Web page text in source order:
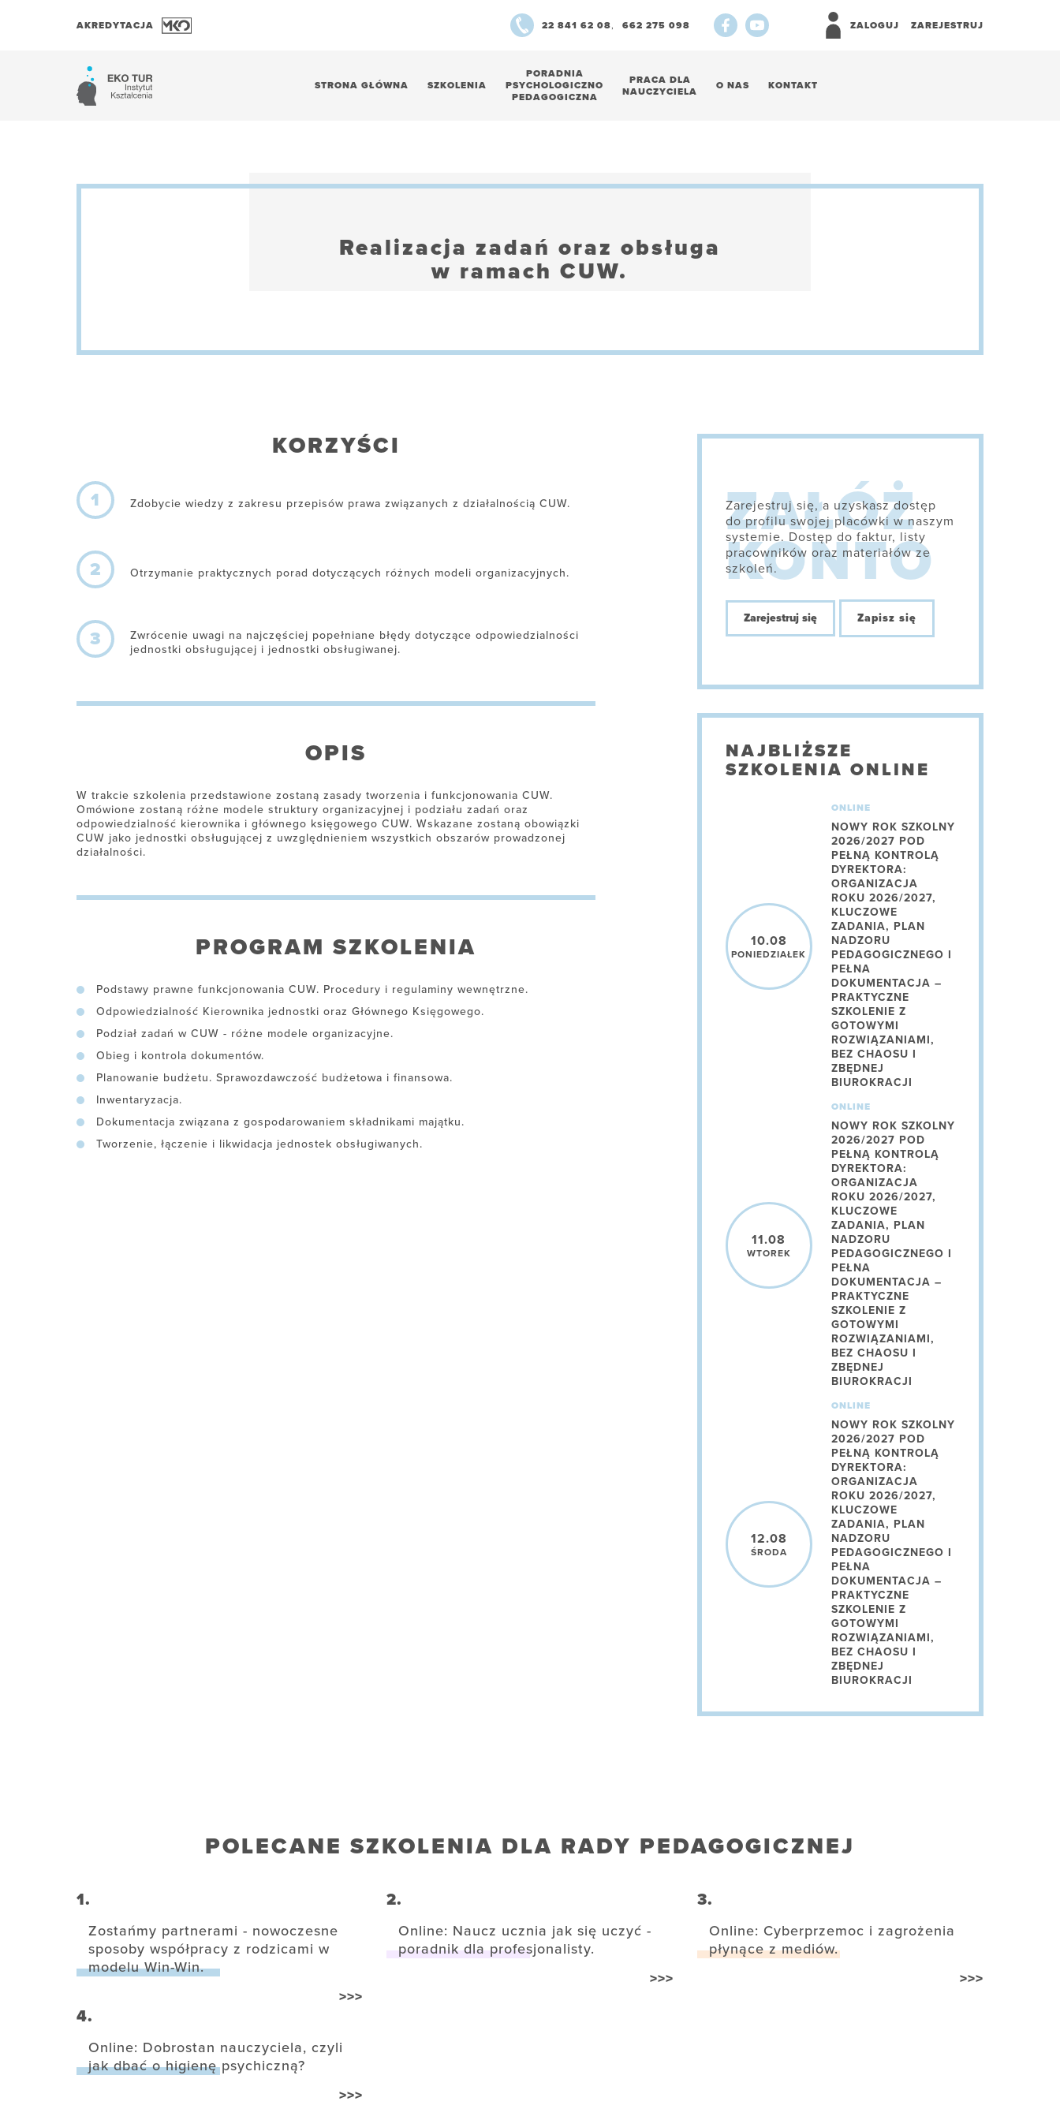
AKREDYTACJA 22 841 62 08 662 275 098 ZALOGUJ ZAREJESTRUJ
STRONA GŁÓWNA SZKOLENIA
PORADNIA
PSYCHOLOGICZNO
PEDAGOGICZNA
PRACA DLA
NAUCZYCIELA
O NAS KONTAKT
Realizacja zadań oraz obsługa
w ramach CUW.
KORZYŚCI
1 Zdobycie wiedzy z zakresu przepisów prawa związanych z działalnością CUW.
2 Otrzymanie praktycznych porad dotyczących różnych modeli organizacyjnych.
3
Zwrócenie uwagi na najczęściej popełniane błędy dotyczące odpowiedzialności
jednostki obsługującej i jednostki obsługiwanej.
OPIS
W trakcie szkolenia przedstawione zostaną zasady tworzenia i funkcjonowania CUW.
Omówione zostaną różne modele struktury organizacyjnej i podziału zadań oraz
odpowiedzialność kierownika i głównego księgowego CUW. Wskazane zostaną obowiązki
CUW jako jednostki obsługującej z uwzględnieniem wszystkich obszarów prowadzonej
działalności.
PROGRAM SZKOLENIA
Podstawy prawne funkcjonowania CUW. Procedury i regulaminy wewnętrzne.
Odpowiedzialność Kierownika jednostki oraz Głównego Księgowego.
Podział zadań w CUW - różne modele organizacyjne.
Obieg i kontrola dokumentów.
Planowanie budżetu. Sprawozdawczość budżetowa i finansowa.
Inwentaryzacja.
Dokumentacja związana z gospodarowaniem składnikami majątku.
Tworzenie, łączenie i likwidacja jednostek obsługiwanych.
Zarejestruj się, a uzyskasz dostęp
do profilu swojej placówki w naszym
systemie. Dostęp do faktur, listy
pracowników oraz materiałów ze
szkoleń.
Zarejestruj się Zapisz się
NAJBLIŻSZE
SZKOLENIA ONLINE
10.08
PONIEDZIAŁEK
ONLINE
NOWY ROK SZKOLNY
2026/2027 POD
PEŁNĄ KONTROLĄ
DYREKTORA:
ORGANIZACJA
ROKU 2026/2027,
KLUCZOWE
ZADANIA, PLAN
NADZORU
PEDAGOGICZNEGO I
PEŁNA
DOKUMENTACJA –
PRAKTYCZNE
SZKOLENIE Z
GOTOWYMI
ROZWIĄZANIAMI,
BEZ CHAOSU I
ZBĘDNEJ
BIUROKRACJI
11.08
WTOREK
ONLINE
NOWY ROK SZKOLNY
2026/2027 POD
PEŁNĄ KONTROLĄ
DYREKTORA:
ORGANIZACJA
ROKU 2026/2027,
KLUCZOWE
ZADANIA, PLAN
NADZORU
PEDAGOGICZNEGO I
PEŁNA
DOKUMENTACJA –
PRAKTYCZNE
SZKOLENIE Z
GOTOWYMI
ROZWIĄZANIAMI,
BEZ CHAOSU I
ZBĘDNEJ
BIUROKRACJI
12.08
ŚRODA
ONLINE
NOWY ROK SZKOLNY
2026/2027 POD
PEŁNĄ KONTROLĄ
DYREKTORA:
ORGANIZACJA
ROKU 2026/2027,
KLUCZOWE
ZADANIA, PLAN
NADZORU
PEDAGOGICZNEGO I
PEŁNA
DOKUMENTACJA –
PRAKTYCZNE
SZKOLENIE Z
GOTOWYMI
ROZWIĄZANIAMI,
BEZ CHAOSU I
ZBĘDNEJ
BIUROKRACJI
POLECANE SZKOLENIA DLA RADY PEDAGOGICZNEJ
1.
Zostańmy partnerami - nowoczesne
sposoby współpracy z rodzicami w
modelu Win-Win.
>>>
2.
Online: Naucz ucznia jak się uczyć -
poradnik dla profesjonalisty.
>>>
3.
Online: Cyberprzemoc i zagrożenia
płynące z mediów.
>>>
4.
Online: Dobrostan nauczyciela, czyli
jak dbać o higienę psychiczną?
>>>